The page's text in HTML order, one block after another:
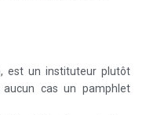
est un instituteur plutôt
cas un pamphlet